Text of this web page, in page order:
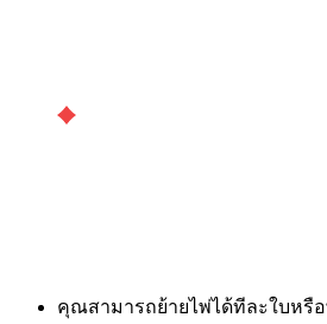
คุณสามารถย้ายไพ่ได้ทีละใบหรื